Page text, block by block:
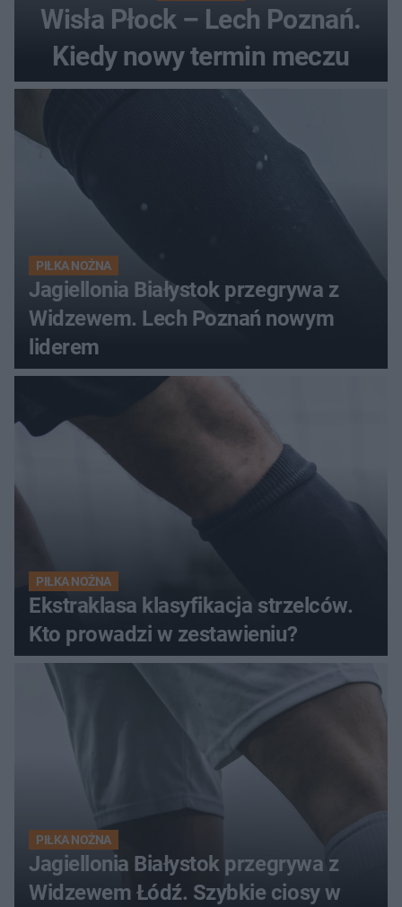
Wisła Płock – Lech Poznań.
Kiedy nowy termin meczu
PIŁKA NOŻNA
Jagiellonia Białystok przegrywa z
Widzewem. Lech Poznań nowym
liderem
PIŁKA NOŻNA
Ekstraklasa klasyfikacja strzelców.
Kto prowadzi w zestawieniu?
PIŁKA NOŻNA
Jagiellonia Białystok przegrywa z
Widzewem Łódź. Szybkie ciosy w